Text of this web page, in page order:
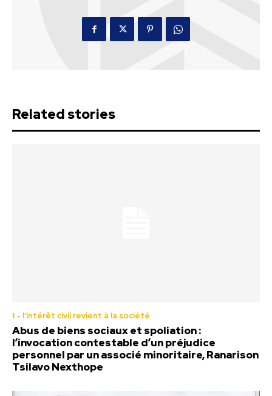
Related stories
1 - l'intérêt civil revient à la société
Abus de biens sociaux et spoliation :
l’invocation contestable d’un préjudice
personnel par un associé minoritaire, Ranarison
Tsilavo Nexthope